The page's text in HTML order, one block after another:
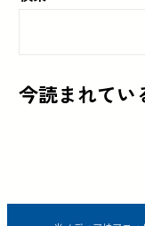
今読まれてい